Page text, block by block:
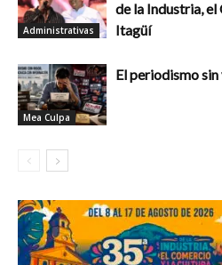
Administrativas
de la Industria,
Itagüí
Mea Culpa
El periodismo